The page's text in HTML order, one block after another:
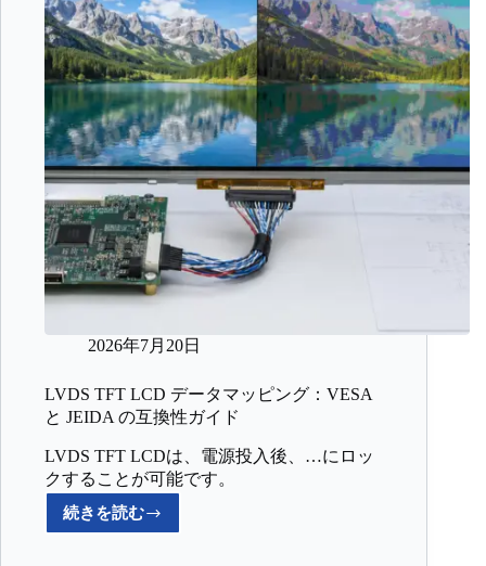
2026年7月20日
LVDS TFT LCD データマッピング：VESA
と JEIDA の互換性ガイド
LVDS TFT LCDは、電源投入後、…にロッ
クすることが可能です。
続きを読む